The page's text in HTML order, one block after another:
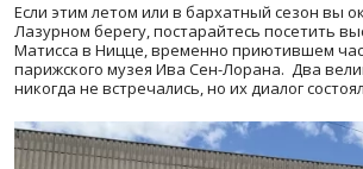
Если этим летом или в бархатный сезон вы
Лазурном берегу, постарайтесь посетить
Матисса в Ницце, временно приютившем
парижского музея Ива Сен-Лорана. Два
никогда не встречались, но их диалог